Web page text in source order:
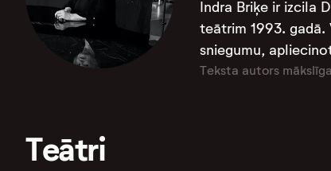
Indra Briķe ir izcila
teātrim 1993. gadā.
sniegumu,
Teksta autors
Teātri